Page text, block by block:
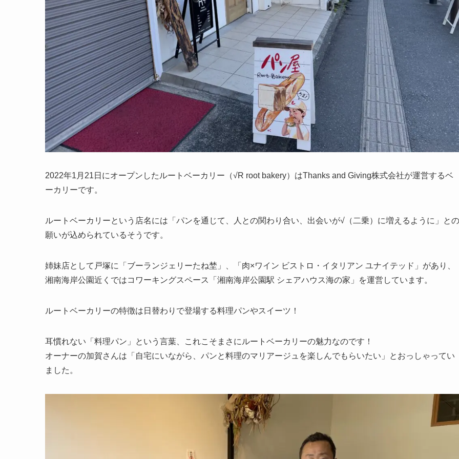
2022年1月21日にオープンしたルートベーカリー（√R root bakery）はThanks and Giving株式会社が運営するベ
ーカリーです。
ルートベーカリーという店名には「パンを通じて、人との関わり合い、出会いが√（二乗）に増えるように」との
願いが込められているそうです。
姉妹店として戸塚に「ブーランジェリーたね埜」、「肉×ワイン ビストロ・イタリアン ユナイテッド」があり、
湘南海岸公園近くではコワーキングスペース「湘南海岸公園駅 シェアハウス海の家」を運営しています。
ルートベーカリーの特徴は日替わりで登場する料理パンやスイーツ！
耳慣れない「料理パン」という言葉、これこそまさにルートベーカリーの魅力なのです！
オーナーの加賀さんは「自宅にいながら、パンと料理のマリアージュを楽しんでもらいたい」とおっしゃってい
ました。